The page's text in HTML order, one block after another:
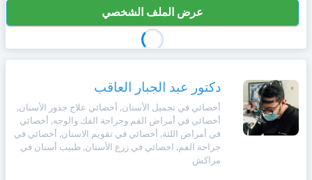
عرض الملف الشخصي
دكتور عبد الجبار العاقب
أخصائي في تجميل الأسنان, أخصائي علاج جذور الأسنان,
أخصائي في أمراض الفم وجراحة الفك والوجه, أخصائي
في أمراض اللثة, أخصائي في تقويم الاسنان, أخصائي في
جراحة الفم, اخصائي في زرع الأسنان, طبيب أسنان في
مراكش